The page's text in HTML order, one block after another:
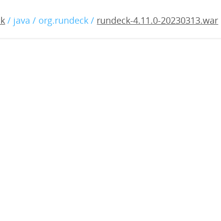
/ java / org.rundeck / rundeck-4.11.0-20230313.war
20230313.war